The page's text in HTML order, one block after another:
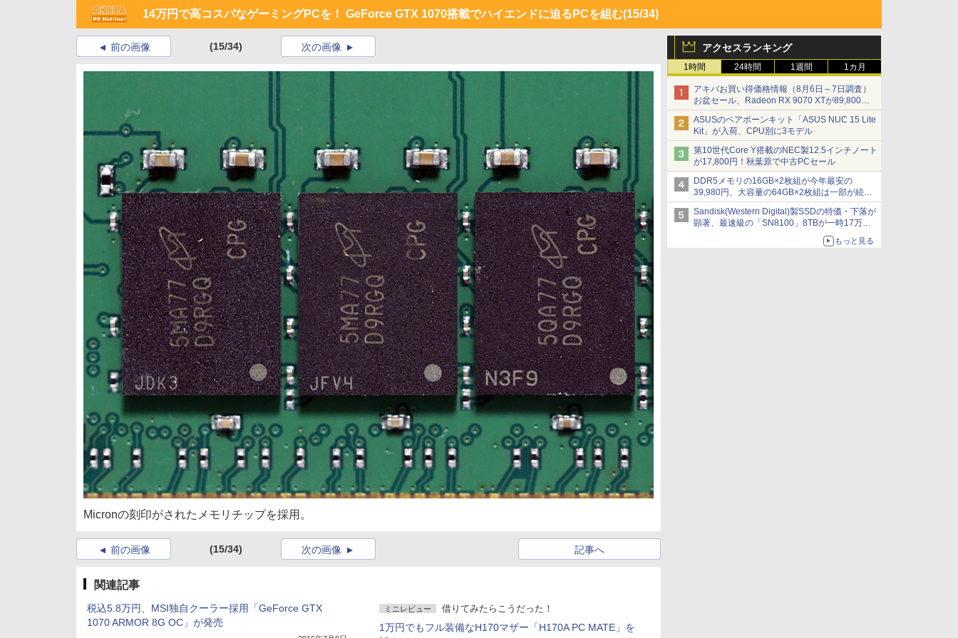
14万円で高コスパなゲーミングPCを！ GeForce GTX 1070搭載でハイエンドに迫るPCを組む(15/34)
アクセスランキング
1時間 24時間 1週間 1カ月
アキバお買い得価格情報（8月6日～7日調査）
お盆セール、Radeon RX 9070 XTが89,800
円、水平周波数24.8kHz対応の17型モニターが
9,801円、暑さ指数連動セール ほか
ASUSのベアボーンキット「ASUS NUC 15 Lite
Kit」が入荷、CPU別に3モデル
第10世代Core Y搭載のNEC製12.5インチノート
が17,800円！秋葉原で中古PCセール
DDR5メモリの16GB×2枚組が今年最安の
39,980円、大容量の64GB×2枚組は一部が続騰
[8月前半のメモリ価格]
Sandisk(Western Digital)製SSDの特価・下落が
顕著、最速級の「SN8100」8TBが一時17万円
もっと見る
前の画像 (15/34) 次の画像
Micronの刻印がされたメモリチップを採用。
前の画像 (15/34) 記事へ
次の画像
関連記事
税込5.8万円、MSI独自クーラー採用「GeForce GTX
1070 ARMOR 8G OC」が発売
ミニレビュー 借りてみたらこうだった！
1万円でもフル装備なH170マザー「H170A PC MATE」を